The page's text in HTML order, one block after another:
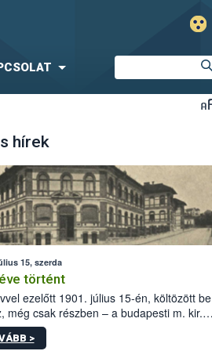
hírek
15, szerda
történt
ezelőtt 1901. július 15-én, költözött be
még csak részben – a budapesti m. kir.
állomás a Kis Rókus utca
alatti, Czigler Győző által tervezett új
>